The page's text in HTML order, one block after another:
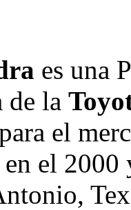
es una
de la
el
el 2000